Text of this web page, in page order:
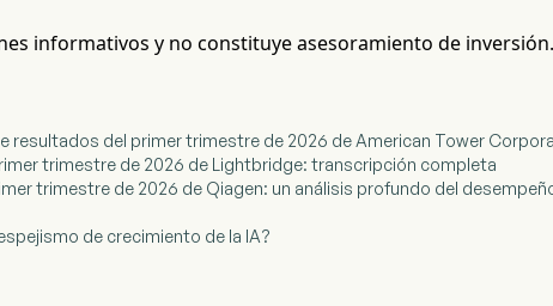
informativos y no constituye asesoramiento de inversión.
resultados del primer trimestre de 2026 de American Tower
trimestre de 2026 de Lightbridge: transcripción completa
trimestre de 2026 de Qiagen: un análisis profundo del
de crecimiento de la IA?